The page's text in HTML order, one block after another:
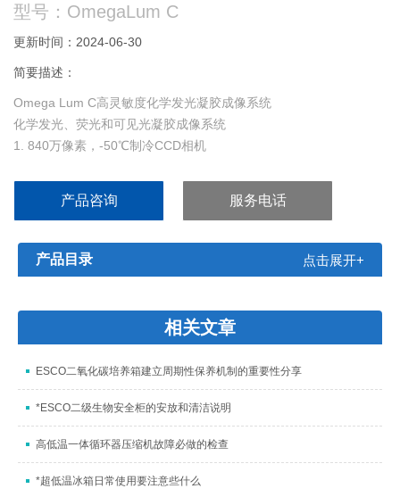
型号：OmegaLum C
更新时间：2024-06-30
简要描述：
Omega Lum C高灵敏度化学发光凝胶成像系统
化学发光、荧光和可见光凝胶成像系统
1. 840万像素，-50℃制冷CCD相机
4. 双侧无损伤蓝光光源
6. 内置平板电脑控制
7. 体积小巧：32 x 46 x 61 cm
产品咨询 服务电话
产品目录 点击展开+
相关文章
ESCO二氧化碳培养箱建立周期性保养机制的重要性分享
*ESCO二级生物安全柜的安放和清洁说明
高低温一体循环器压缩机故障必做的检查
*超低温冰箱日常使用要注意些什么